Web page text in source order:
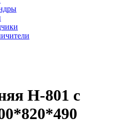
Н-801 с